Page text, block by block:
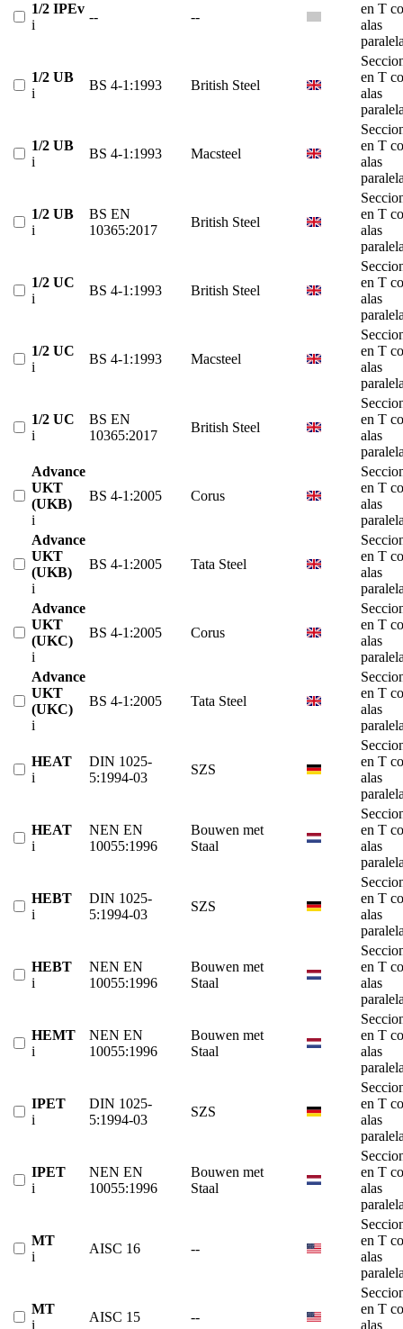
1/2 IPEv
i
-- --
en T
alas
1/2 UB
i
BS 4-1:1993 British Steel
en T
alas
1/2 UB
i
BS 4-1:1993 Macsteel
en T
alas
1/2 UB
i
BS EN
10365:2017
British Steel
en T
alas
1/2 UC
i
BS 4-1:1993 British Steel
en T
alas
1/2 UC
i
BS 4-1:1993 Macsteel
en T
alas
1/2 UC
i
BS EN
10365:2017
British Steel
en T
alas
Advance
UKT
(UKB)
i
BS 4-1:2005 Corus
en T
alas
Advance
UKT
(UKB)
i
BS 4-1:2005 Tata Steel
en T
alas
Advance
UKT
(UKC)
i
BS 4-1:2005 Corus
en T
alas
Advance
UKT
(UKC)
i
BS 4-1:2005 Tata Steel
en T
alas
HEAT
i
DIN 1025-
5:1994-03
SZS
en T
alas
HEAT
i
NEN EN
10055:1996
Bouwen met
Staal
en T
alas
HEBT
i
DIN 1025-
5:1994-03
SZS
en T
alas
HEBT
i
NEN EN
10055:1996
Bouwen met
Staal
en T
alas
HEMT
i
NEN EN
10055:1996
Bouwen met
Staal
en T
alas
IPET
i
DIN 1025-
5:1994-03
SZS
en T
alas
IPET
i
NEN EN
10055:1996
Bouwen met
Staal
en T
alas
MT
i
AISC 16 --
en T
alas
MT
i
AISC 15 --
en T
alas